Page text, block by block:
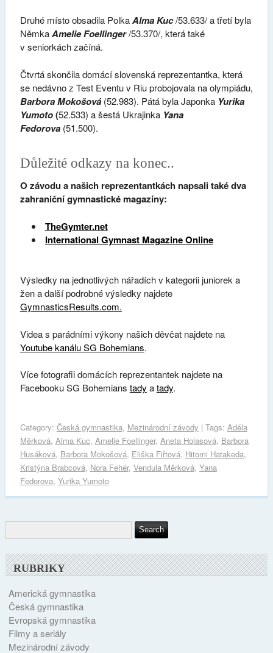
Druhé místo obsadila PolkaAlma Kuc/53.633/ a třetí byla
NěmkaAmelie Foellinger/53.370/, která také
v seniorkách začíná.
Čtvrtá skončila domácí slovenská reprezentantka, která
se nedávno z Test Eventu v Riu probojovala na olympiádu,
Barbora Mokošová(52.983). Pátá byla Japonka Yurika
Yumoto(52.533) a šestá Ukrajinka Yana
Fedorova(51.500).
Důležité odkazy na konec..
O závodu a našich reprezentantkách napsali také dva
zahraniční gymnastické magazíny:
TheGymter.net
International Gymnast Magazine Online
Výsledky na jednotlivých nářadích v kategorii juniorek a
žen a další podrobné výsledky najdete
GymnasticsResults.com.
Videa s parádními výkony našich děvčat najdete na
Youtube kanálu SG Bohemians.
Více fotografii domácích reprezentantek najdete na
Facebooku SG Bohemians tady atady.
Category: Česká gymnastika, Mezinárodní závody | Tags: Adéla
Měrková, Alma Kuc, Amelie Foellinger, Aneta Holasová, Barbora
Husáková, Barbora Mokošová, Eliška Fiřtová, Hitomi Hatakeda,
Kristýna Brabcová, Nora Fehér, Vendula Měrková, Yana
Fedorova, Yurika Yumoto
RUBRIKY
Americká gymnastika
Česká gymnastika
Evropská gymnastika
Filmy a seriály
Mezinárodní závody